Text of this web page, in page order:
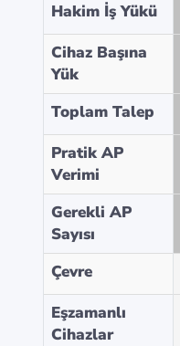
Hakim İş Yükü
Cihaz Başına
Yük
Toplam Talep
Pratik AP
Verimi
Gerekli AP
Sayısı
Çevre
Eşzamanlı
Cihazlar